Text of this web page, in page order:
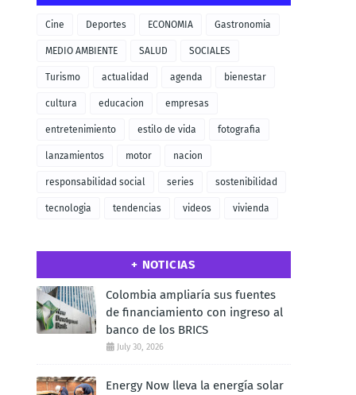
Cine Deportes ECONOMIA Gastronomia
MEDIO AMBIENTE SALUD SOCIALES
Turismo actualidad agenda bienestar
cultura educacion empresas
entretenimiento estilo de vida fotografia
lanzamientos motor nacion
responsabilidad social series sostenibilidad
tecnologia tendencias videos vivienda
+ NOTICIAS
Colombia ampliaría sus fuentes
de financiamiento con ingreso al
banco de los BRICS
July 30, 2026
Energy Now lleva la energía solar